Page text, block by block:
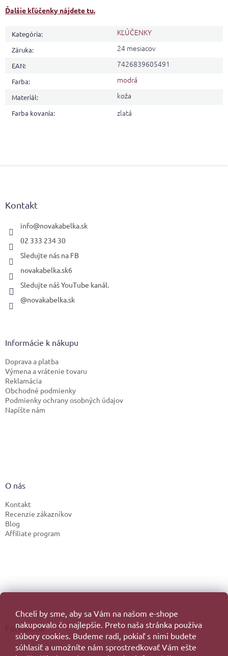
Chceli by sme, aby sa Vám na našom e-shope
nakupovalo čo najlepšie. Preto naša stránka používa
súbory cookies. Budeme radi, pokiaľ s nimi budete
súhlasiť a umožníte nám sprostredkovať Vám ešte
Ďalšie kľúčenky nájdete tu.
Kategória: KĽÚČENKY
Záruka: 24 mesiacov
EAN: 7426839605491
Farba: modrá
Materiál: koža
Farba kovania: zlatá
Kontakt
info@novakabelka.sk
02 333 234 30
Sledujte nás na FB
novakabelka.sk6
Sledujte náš YouTube kanál.
@novakabelka.sk
Informácie k nákupu
Doprava a platba
Výmena a vrátenie tovaru
Reklamácia
Obchodné podmienky
Podmienky ochrany osobných údajov
Napíšte nám
O nás
Kontakt
Recenzie zákazníkov
Blog
Affiliate program
Facebook